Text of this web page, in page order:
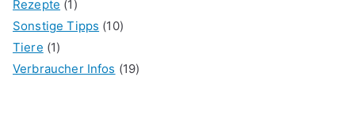
Rezepte (1)
Sonstige Tipps (10)
Tiere (1)
Verbraucher Infos (19)